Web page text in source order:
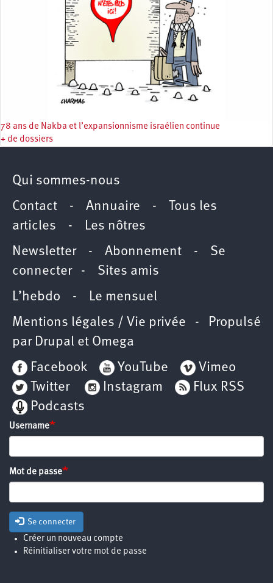
78 ans de Nakba et l’expansionnisme israélien continue
+ de dossiers
Qui sommes-nous
Contact - Annuaire -
Tous les
articles - Les nôtres
Newsletter- Abonnement - Se
connecter- Sites amis
L’hebdo - Le mensuel
Mentions légales / Vie privée - Propulsé
par Drupal et Omega
Facebook
YouTube
Vimeo
Twitter
Instagram
Flux RSS
Podcasts
Username
Mot de passe
Se connecter
Créer un nouveau compte
Réinitialiser votre mot de passe